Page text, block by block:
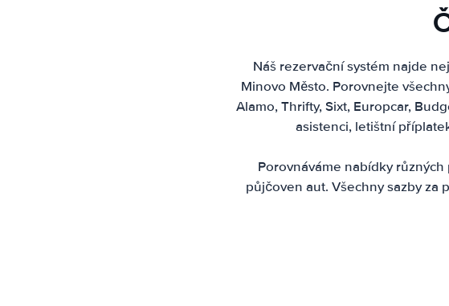
Náš rezervační systém najde
Minovo Město. Porovnejte
Alamo, Thrifty, Sixt, Europcar,
asistenci, letištní
Porovnáváme nabídky
půjčoven aut. Všechny sazby za